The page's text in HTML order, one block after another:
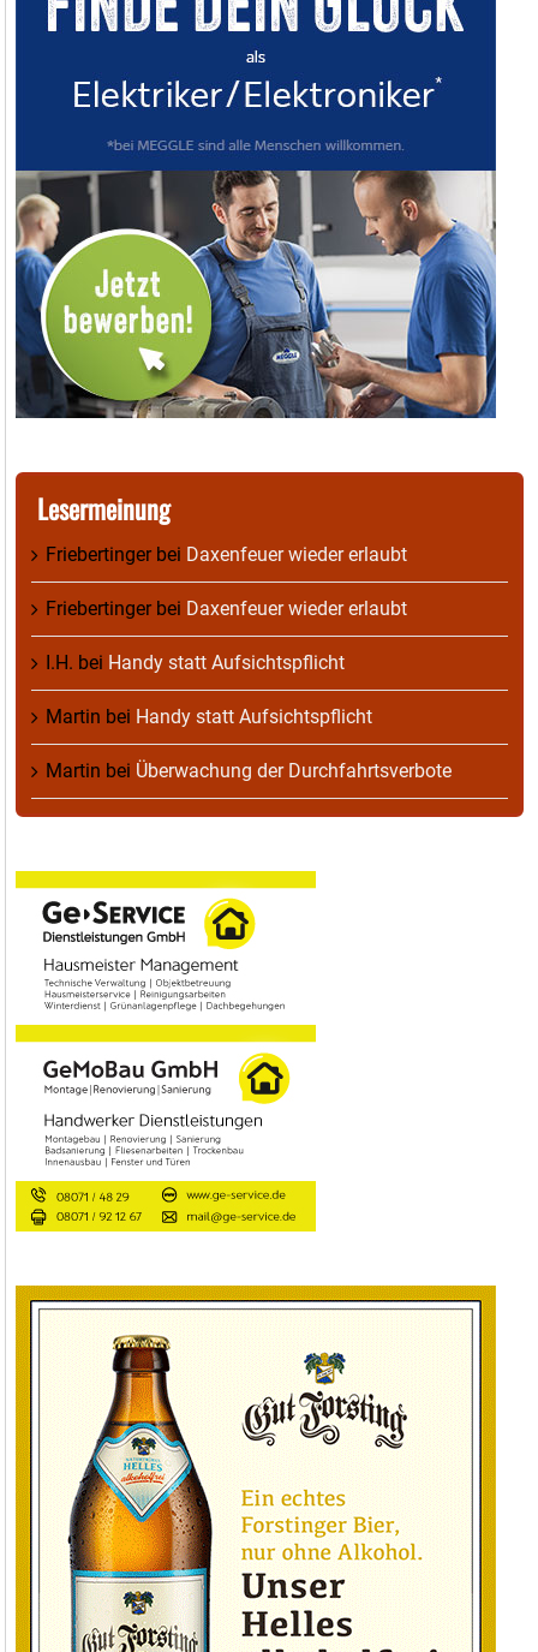
Lesermeinung
Friebertingerbei Daxenfeuer wieder erlaubt
Friebertingerbei Daxenfeuer wieder erlaubt
I.H. bei Handy statt Aufsichtspflicht
Martin bei Handy statt Aufsichtspflicht
Martin bei Überwachung der Durchfahrtsverbote